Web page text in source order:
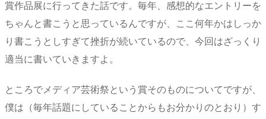
賞作品展に行ってきた話です。毎年、感想的なエントリーを
ちゃんと書こうと思っているんですが、ここ何年かはしっか
り書こうとしすぎて挫折が続いているので、今回はざっくり
適当に書いていきますよ。
ところでメディア芸術祭という賞そのものについてですが、
僕は（毎年話題にしていることからもお分かりのとおり）す